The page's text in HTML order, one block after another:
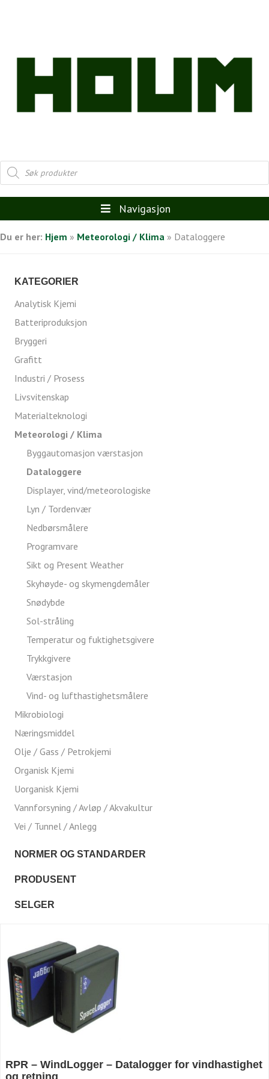
Products
search
Navigasjon
Du er her: Hjem » Meteorologi / Klima » Dataloggere
KATEGORIER
Analytisk Kjemi
Batteriproduksjon
Bryggeri
Grafitt
Industri / Prosess
Livsvitenskap
Materialteknologi
Meteorologi / Klima
Byggautomasjon værstasjon
Dataloggere
Displayer, vind/meteorologiske
Lyn / Tordenvær
Nedbørsmålere
Programvare
Sikt og Present Weather
Skyhøyde- og skymengdemåler
Snødybde
Sol-stråling
Temperatur og fuktighetsgivere
Trykkgivere
Værstasjon
Vind- og lufthastighetsmålere
Mikrobiologi
Næringsmiddel
Olje / Gass / Petrokjemi
Organisk Kjemi
Uorganisk Kjemi
Vannforsyning / Avløp / Akvakultur
Vei / Tunnel / Anlegg
NORMER OG STANDARDER
PRODUSENT
SELGER
RPR – WindLogger – Datalogger for vindhastighet